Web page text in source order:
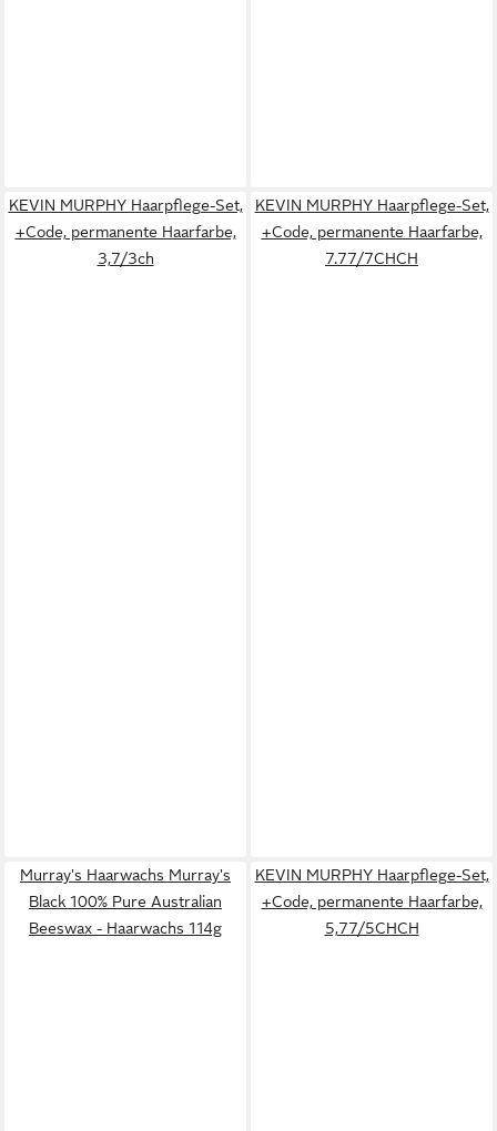
KEVIN MURPHY Haarpflege-Set,
+Code, permanente Haarfarbe,
3,7/3ch
KEVIN MURPHY Haarpflege-Set,
+Code, permanente Haarfarbe,
7.77/7CHCH
Murray's Haarwachs Murray's
Black 100% Pure Australian
Beeswax - Haarwachs 114g
KEVIN MURPHY Haarpflege-Set,
+Code, permanente Haarfarbe,
5,77/5CHCH